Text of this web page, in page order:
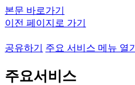
본문 바로가기
이전 페이지로 가기
공유하기 주요 서비스 메뉴 열기
주요서비스